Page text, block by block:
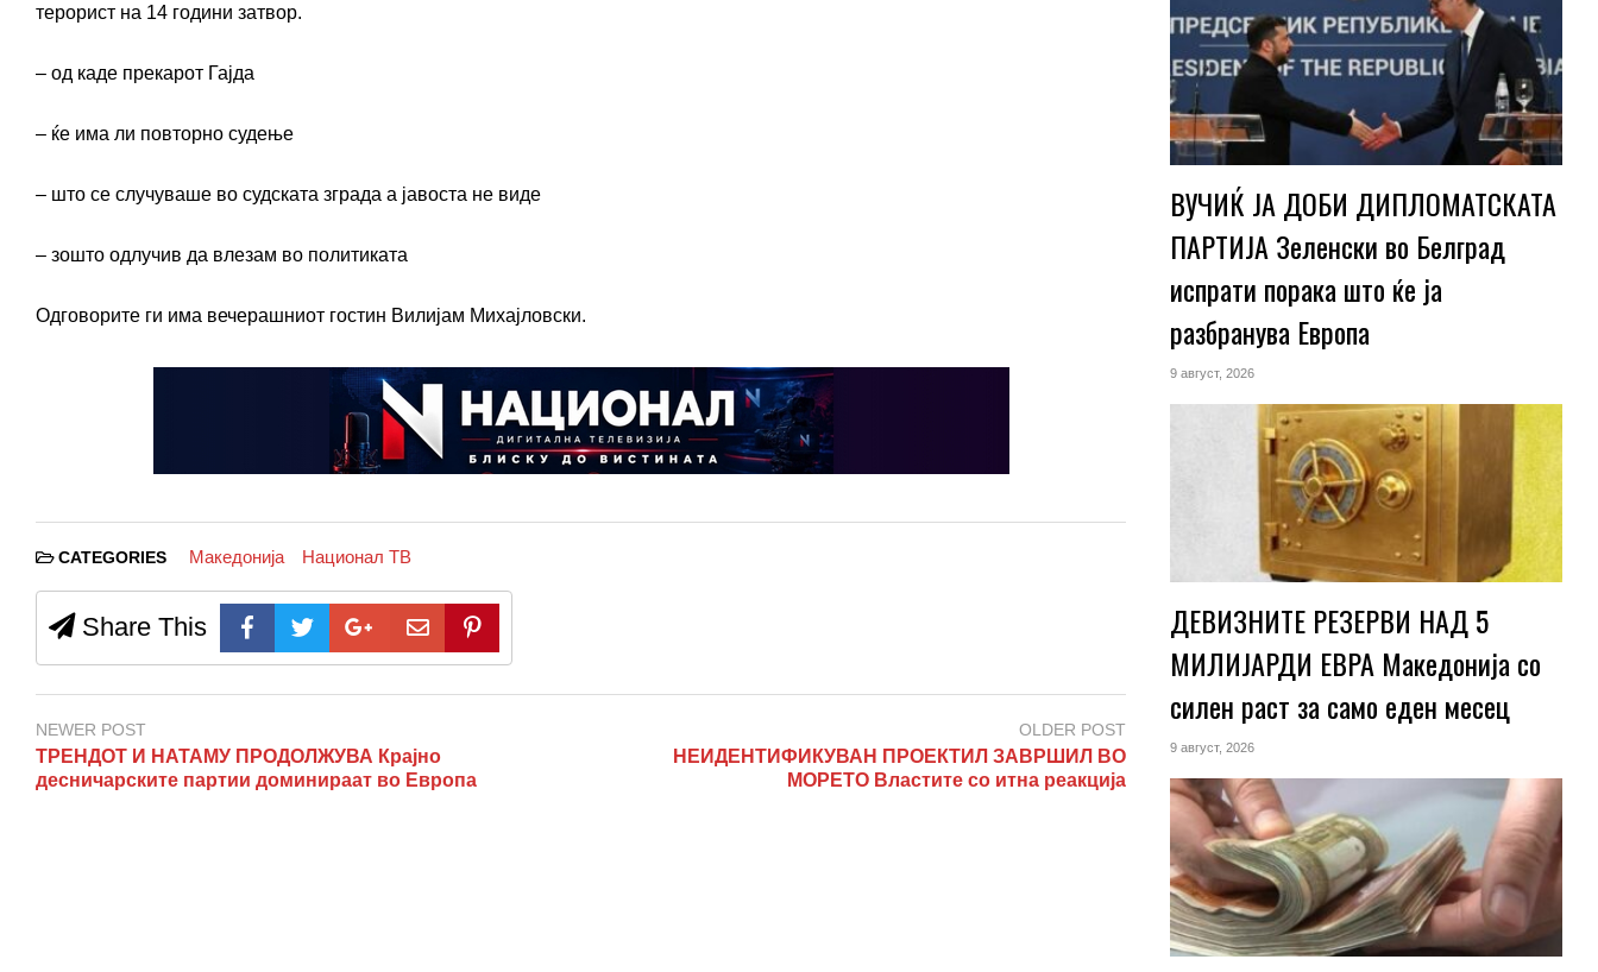
терорист на 14 години затвор.
– од каде прекарот Гајда
– ќе има ли повторно судење
– што се случуваше во судската зграда а јавоста не виде
– зошто одлучив да влезам во политиката
Одговорите ги има вечерашниот гостин Вилијам Михајловски.
CATEGORIES Македонија Национал ТВ
Share This
NEWER POST
ТРЕНДОТ И НАТАМУ ПРОДОЛЖУВА Крајно
десничарските партии доминираат во Европа
OLDER POST
НЕИДЕНТИФИКУВАН ПРОЕКТИЛ ЗАВРШИЛ ВО
МОРЕТО Властите со итна реакција
ВУЧИЌ ЈА ДОБИ ДИПЛОМАТСКАТА
ПАРТИЈА Зеленски во Белград
испрати порака што ќе ја
разбранува Европа
9 август, 2026
ДЕВИЗНИТЕ РЕЗЕРВИ НАД 5
МИЛИЈАРДИ ЕВРА Македонија со
силен раст за само еден месец
9 август, 2026